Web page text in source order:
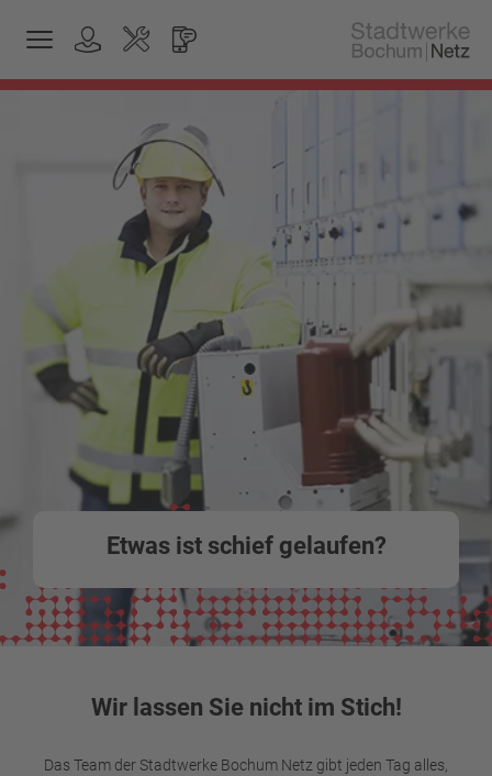
Etwas ist schief gelaufen?
Wir lassen Sie nicht im Stich!
Das Team der Stadtwerke Bochum Netz gibt jeden Tag alles,